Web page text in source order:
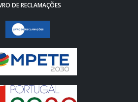
DE RECLAMAÇÕES